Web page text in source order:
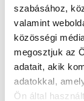
szabásához,
valamint
közösségi
megosztjuk az
adatait, akik
adatokkal,
Ön által
30 110 Ft
23 680 Ft
Utolsó 4